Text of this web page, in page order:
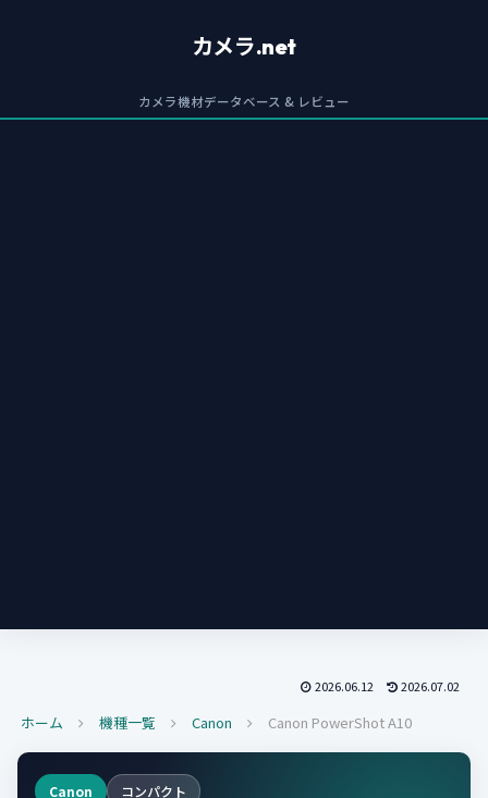
カメラ.net
カメラ機材データベース & レビュー
2026.06.12 2026.07.02
ホーム 機種一覧 Canon Canon PowerShot A10
Canon コンパクト